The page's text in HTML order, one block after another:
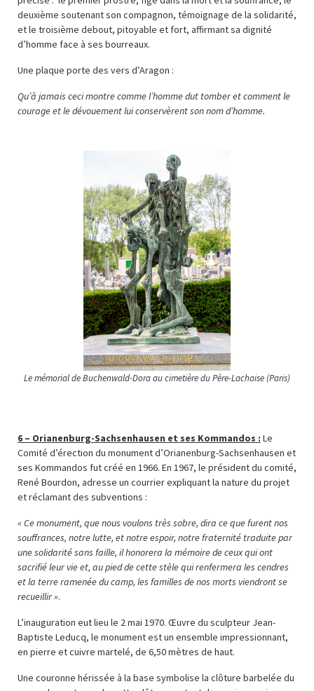
deuxième soutenant son compagnon, témoignage de la solidarité,
et le troisième debout, pitoyable et fort, affirmant sa dignité
d’homme face à ses bourreaux.
Une plaque porte des vers d’Aragon :
Qu’à jamais ceci montre comme l’homme dut tomber et comment le
courage et le dévouement lui conservèrent son nom d’homme.
Le mémorial de Buchenwald-Dora au cimetière du Père-Lachaise (Paris)
6 – Orianenburg-Sachsenhausen et ses Kommandos : Le
Comité d’érection du monument d’Orianenburg-Sachsenhausen et
ses Kommandos fut créé en 1966. En 1967, le président du comité,
René Bourdon, adresse un courrier expliquant la nature du projet
et réclamant des subventions :
« Ce monument, que nous voulons très sobre, dira ce que furent nos
souffrances, notre lutte, et notre espoir, notre fraternité traduite par
une solidarité sans faille, il honorera la mémoire de ceux qui ont
sacrifié leur vie et, au pied de cette stèle qui renfermera les cendres
et la terre ramenée du camp, les familles de nos morts viendront se
recueillir ».
L’inauguration eut lieu le 2 mai 1970. Œuvre du sculpteur Jean-
Baptiste Leducq, le monument est un ensemble impressionnant,
en pierre et cuivre martelé, de 6,50 mètres de haut.
Une couronne hérissée à la base symbolise la clôture barbelée du